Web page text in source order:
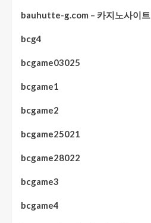
bauhutte-g.com – 카지노사이트
bcg4
bcgame03025
bcgame1
bcgame2
bcgame25021
bcgame28022
bcgame3
bcgame4